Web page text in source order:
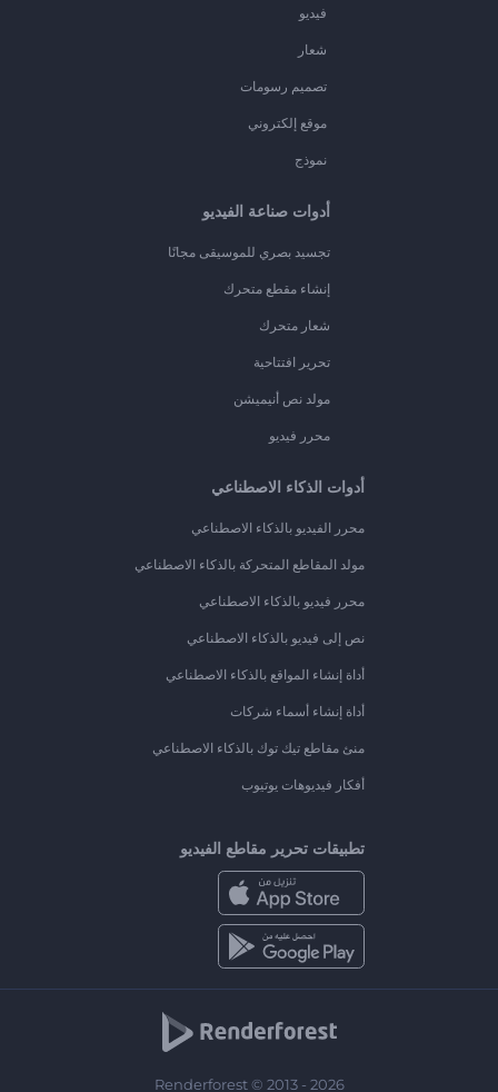
فيديو
شعار
تصميم رسومات
موقع إلكتروني
نموذج
أدوات صناعة الفيديو
تجسيد بصري للموسيقى مجانًا
إنشاء مقطع متحرك
شعار متحرك
تحرير افتتاحية
مولد نص أنيميشن
محرر فيديو
أدوات الذكاء الاصطناعي
محرر الفيديو بالذكاء الاصطناعي
مولد المقاطع المتحركة بالذكاء الاصطناعي
محرر فيديو بالذكاء الاصطناعي
نص إلى فيديو بالذكاء الاصطناعي
أداة إنشاء المواقع بالذكاء الاصطناعي
أداة إنشاء أسماء شركات
منئ مقاطع تيك توك بالذكاء الاصطناعي
أفكار فيديوهات يوتيوب
تطبيقات تحرير مقاطع الفيديو
Renderforest © 2013 - 2026